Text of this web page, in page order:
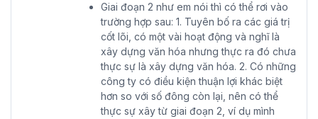
Giai đoạn 2 như em nói thì có thể rơi vào
trường hợp sau: 1. Tuyên bố ra các giá trị
cốt lõi, có một vài hoạt động và nghĩ là
xây dựng văn hóa nhưng thực ra đó chưa
thực sự là xây dựng văn hóa. 2. Có những
công ty có điều kiện thuận lợi khác biệt
hơn so với số đông còn lại, nên có thể
thực sự xây từ giai đoạn 2, ví dụ mình